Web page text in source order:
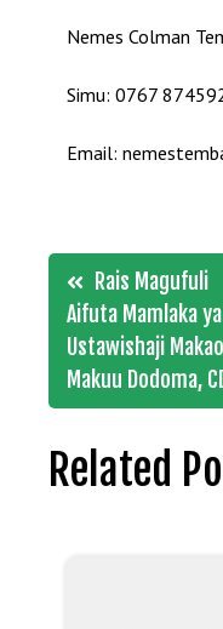
Nemes Colman
Simu: 0767
Email:
Post
navigation
Rais Magufuli
Aifuta Mamlaka ya
Ustawishaji Makao
Makuu Dodoma,
Related